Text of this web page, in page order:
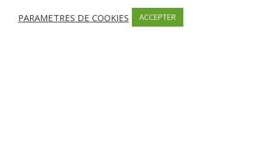
OUVERTURE
PARAMETRES DE COOKIES
ACCEPTER